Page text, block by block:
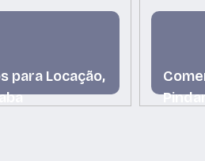
para Locação,